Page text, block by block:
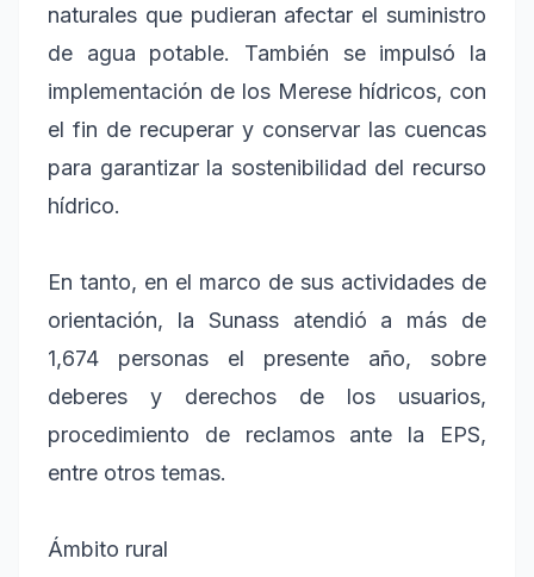
naturales que pudieran afectar el suministro
de agua potable. También se impulsó la
implementación de los Merese hídricos, con
el fin de recuperar y conservar las cuencas
para garantizar la sostenibilidad del recurso
hídrico.
En tanto, en el marco de sus actividades de
orientación, la Sunass atendió a más de
1,674 personas el presente año, sobre
deberes y derechos de los usuarios,
procedimiento de reclamos ante la EPS,
entre otros temas.
Ámbito rural